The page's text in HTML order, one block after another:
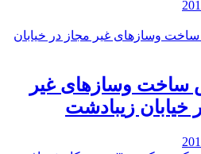
ساخت وسازهای غیر
خیابان زیبادشت